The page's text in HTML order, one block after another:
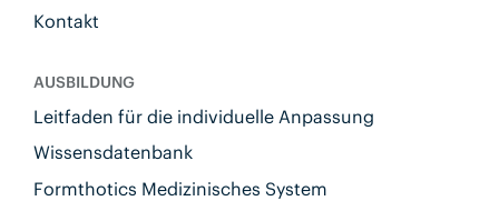
Kontakt
AUSBILDUNG
Leitfaden für die individuelle Anpassung
Wissensdatenbank
Formthotics Medizinisches System